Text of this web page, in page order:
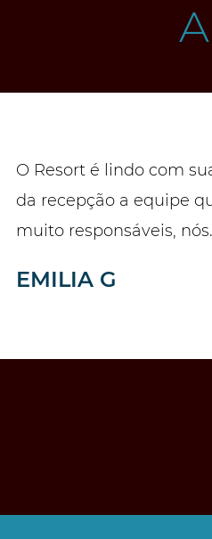
O Resort é lindo com
da recepção a equipe
muito responsáveis,
EMILIA G